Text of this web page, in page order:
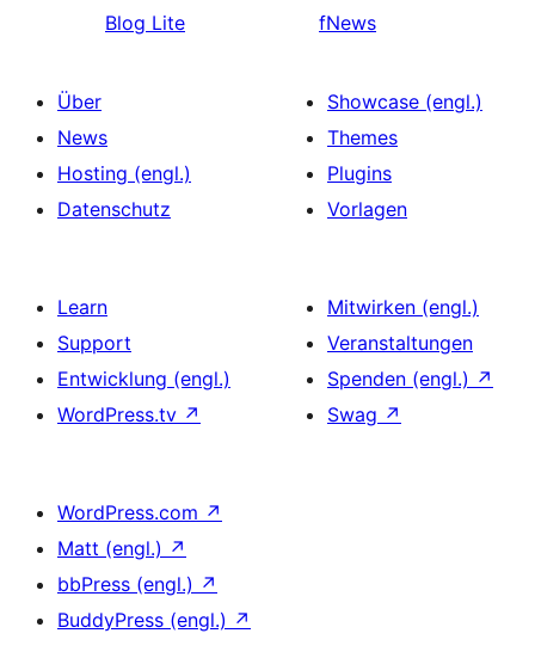
Blog Lite
fNews
Über
News
Hosting (engl.)
Datenschutz
Showcase (engl.)
Themes
Plugins
Vorlagen
Learn
Support
Entwicklung (engl.)
WordPress.tv ↗
Mitwirken (engl.)
Veranstaltungen
Spenden (engl.) ↗
Swag ↗
WordPress.com ↗
Matt (engl.) ↗
bbPress (engl.) ↗
BuddyPress (engl.) ↗